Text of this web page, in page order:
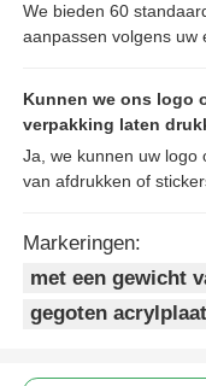
We bieden 60
aanpassen volgens uw
Kunnen we ons logo
verpakking laten
Ja, we kunnen uw logo
van afdrukken of
Markeringen:
met een gewicht
gegoten acrylplaat